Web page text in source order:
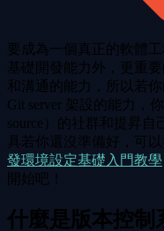
要成為一個真正的軟體工
基礎開發能力外，更重
和溝通的能力，所以若
Git server 架設的能力，
source）的社群和提昇
具若你還沒準備好，可
發環境設定基礎入門教學
開始吧！
什麼是版本控制